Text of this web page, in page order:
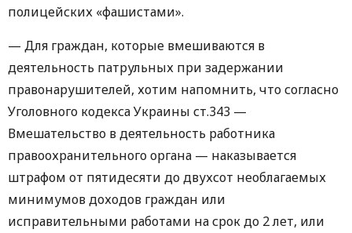
полицейских «фашистами».
— Для граждан, которые вмешиваются в
деятельность патрульных при задержании
правонарушителей, хотим напомнить, что согласно
Уголовного кодекса Украины ст.343 —
Вмешательство в деятельность работника
правоохранительного органа — наказывается
штрафом от пятидесяти до двухсот необлагаемых
минимумов доходов граждан или
исправительными работами на срок до 2 лет, или